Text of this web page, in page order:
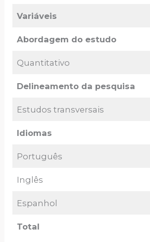
Variáveis
Abordagem do estudo
Quantitativo
Delineamento da pesquisa
Estudos transversais
Idiomas
Português
Inglês
Espanhol
Total